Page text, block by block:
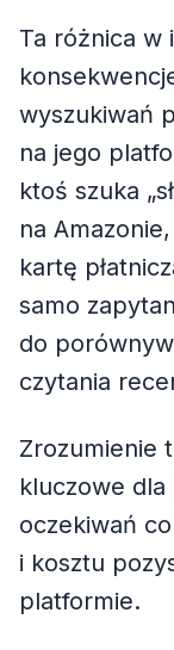
Ta różnica w
wyszukiwań
na jego
ktoś szuka
na
kartę
samo
do
czytania
Zrozumienie
kluczowe
oczekiwań
i kosztu
platformie.